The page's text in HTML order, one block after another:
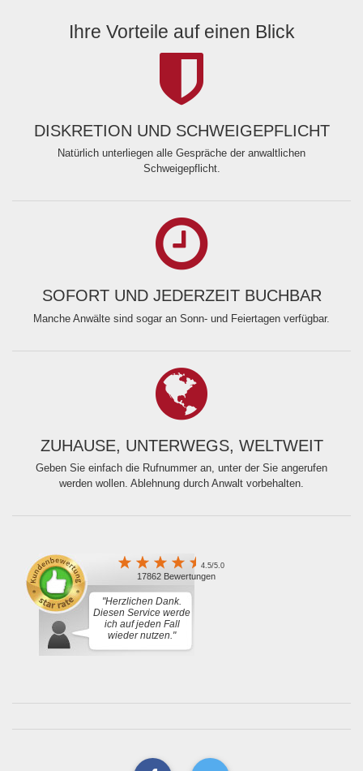
Ihre Vorteile auf einen Blick
DISKRETION UND SCHWEIGEPFLICHT
Natürlich unterliegen alle Gespräche der anwaltlichen
Schweigepflicht.
SOFORT UND JEDERZEIT BUCHBAR
Manche Anwälte sind sogar an Sonn- und Feiertagen verfügbar.
ZUHAUSE, UNTERWEGS, WELTWEIT
Geben Sie einfach die Rufnummer an, unter der Sie angerufen
werden wollen. Ablehnung durch Anwalt vorbehalten.
4.5/5.0
17862 Bewertungen
"Herzlichen Dank.
Diesen Service werde
ich auf jeden Fall
wieder nutzen."